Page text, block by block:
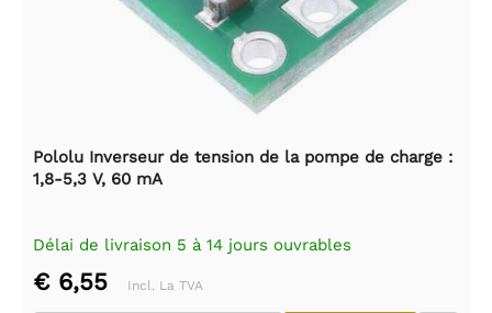
Pololu Inverseur de tension de la pompe de charge :
1,8-5,3 V, 60 mA
Délai de livraison 5 à 14 jours ouvrables
€ 6,55 Incl. La TVA